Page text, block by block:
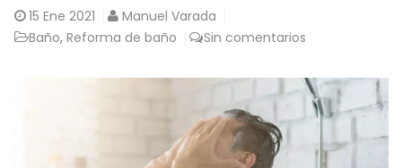
15 Ene 2021
Manuel Varada
Baño, Reforma de baño Sin comentarios